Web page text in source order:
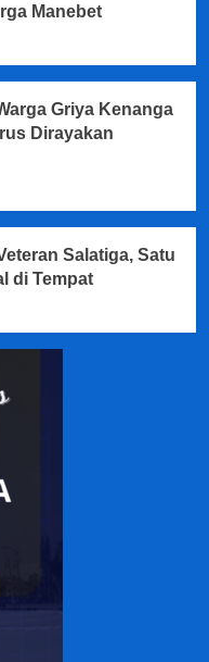
Manebet
Griya Kenanga
Dirayakan
Salatiga, Satu
di Tempat